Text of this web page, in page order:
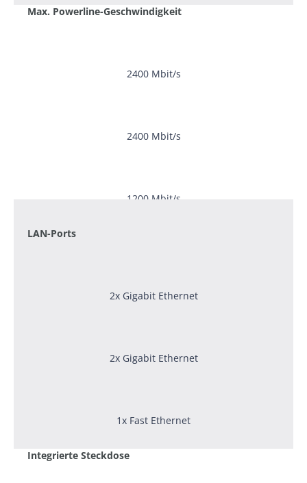
Max. Powerline-Geschwindigkeit
2400 Mbit/s
2400 Mbit/s
1200 Mbit/s
LAN-Ports
2x Gigabit Ethernet
2x Gigabit Ethernet
1x Fast Ethernet
Integrierte Steckdose